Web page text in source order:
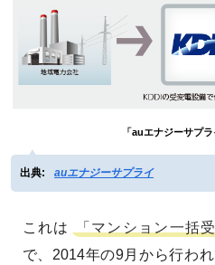
「auエナジーサプ
出典: auエナジーサプライ
これは 「マンション一括受
で、2014年の9月から行わ